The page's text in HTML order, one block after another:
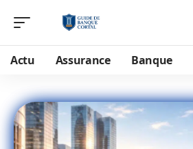
Actu Assurance Banque